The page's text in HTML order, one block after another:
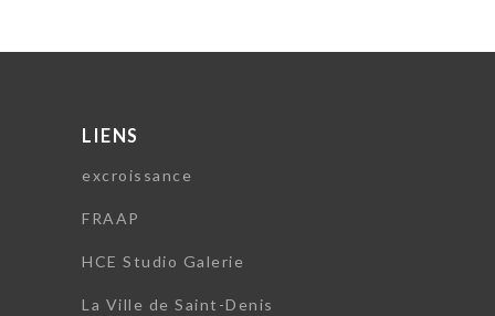
LIENS
excroissance
FRAAP
HCE Studio Galerie
La Ville de Saint-Denis